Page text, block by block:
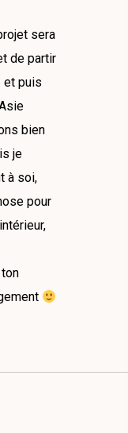
sera
de partir
et puis
bien
je
à soi,
pour